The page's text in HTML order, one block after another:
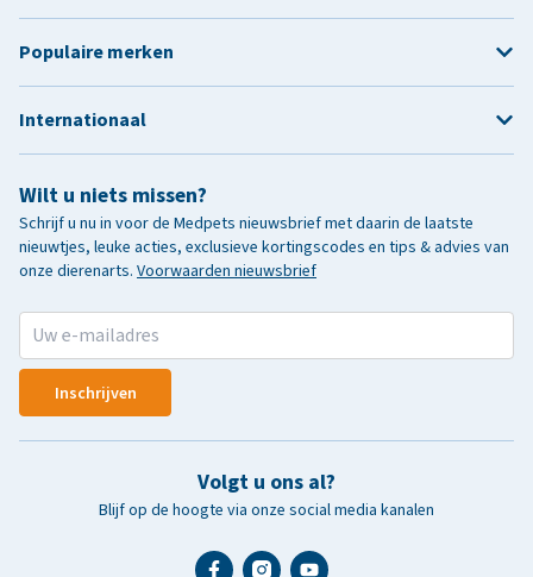
Wilt u niets missen?
Schrijf u nu in voor de Medpets nieuwsbrief met daarin de laatste
nieuwtjes, leuke acties, exclusieve kortingscodes en tips & advies van
onze dierenarts. Voorwaarden nieuwsbrief
Inschrijven
Volgt u ons al?
Blijf op de hoogte via onze social media kanalen
Populaire merken
Internationaal